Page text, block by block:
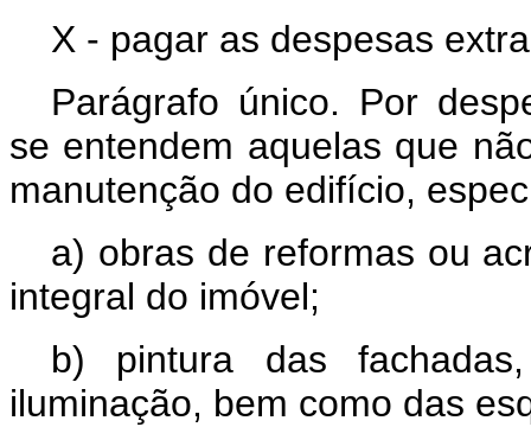
X - pagar as despesas
Parágrafo único. Por
se entendem aquelas que
manutenção do edifício,
a) obras de reformas ou
integral do imóvel;
b) pintura das
iluminação, bem como das